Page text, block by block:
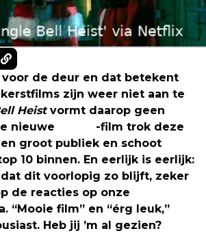
de deur en dat betekent
zijn weer niet aan te
Heistvormt daarop geen
nieuwe
-film trok deze
groot publiek en schoot
10 binnen. En eerlijk is eerlijk:
dit voorlopig zo blijft, zeker
de reacties op onze
“Mooie film” en “érg leuk,”
Heb jij ’m al gezien?